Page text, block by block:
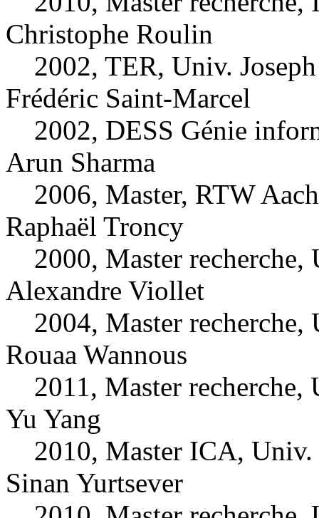
Christophe Roulin
2002, TER, Univ.
Frédéric Saint-Marcel
2002, DESS Génie
Arun Sharma
2006, Master, RTW
Raphaël Troncy
2000, Master recherche,
Alexandre Viollet
2004, Master recherche,
Rouaa Wannous
2011, Master recherche,
Yu Yang
2010, Master ICA, Univ.
Sinan Yurtsever